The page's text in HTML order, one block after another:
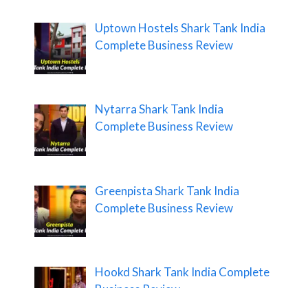
Uptown Hostels Shark Tank India
Complete Business Review
Nytarra Shark Tank India
Complete Business Review
Greenpista Shark Tank India
Complete Business Review
Hookd Shark Tank India Complete